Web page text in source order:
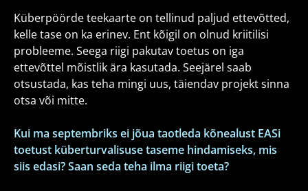
Küberpöörde teekaarte on tellinud paljud ettevõtted,
kelle tase on ka erinev. Ent kõigil on olnud kriitilisi
probleeme. Seega riigi pakutav toetus on iga
ettevõttel mõistlik ära kasutada. Seejärel saab
otsustada, kas teha mingi uus, täiendav projekt sinna
otsa või mitte.
Kui ma septembriks ei jõua taotleda kõnealust EASi
toetust küberturvalisuse taseme hindamiseks, mis
siis edasi? Saan seda teha ilma riigi toeta?